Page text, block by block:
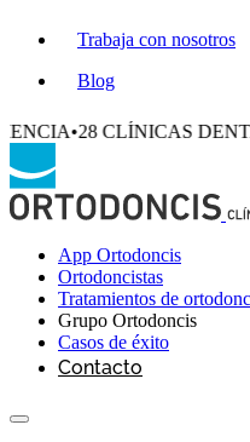
Trabaja con nosotros
Blog
DENTALES•
App Ortodoncis
Ortodoncistas
Tratamientos de
Grupo Ortodoncis
Casos de éxito
Contacto